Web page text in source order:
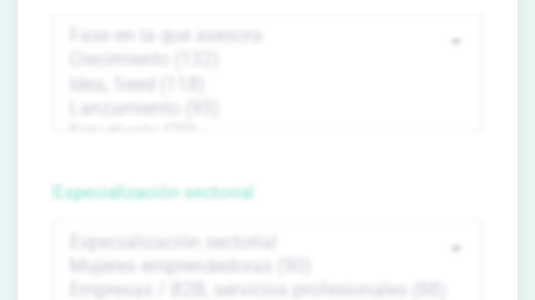
Especialización sectorial